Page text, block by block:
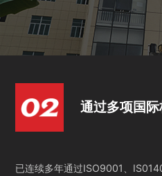
通过多项国
已连续多年通过ISO9001、